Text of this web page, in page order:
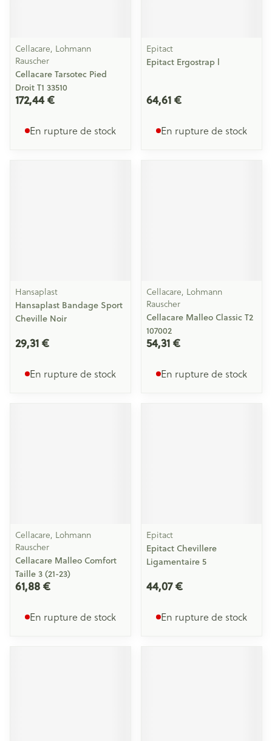
Cellacare, Lohmann
Rauscher
Cellacare Tarsotec Pied
Droit T1 33510
172,44 €
En rupture de stock
Epitact
Epitact Ergostrap l
64,61 €
En rupture de stock
Hansaplast
Hansaplast Bandage Sport
Cheville Noir
29,31 €
En rupture de stock
Cellacare, Lohmann
Rauscher
Cellacare Malleo Classic T2
107002
54,31 €
En rupture de stock
Cellacare, Lohmann
Rauscher
Cellacare Malleo Comfort
Taille 3 (21-23)
61,88 €
En rupture de stock
Epitact
Epitact Chevillere
Ligamentaire 5
44,07 €
En rupture de stock